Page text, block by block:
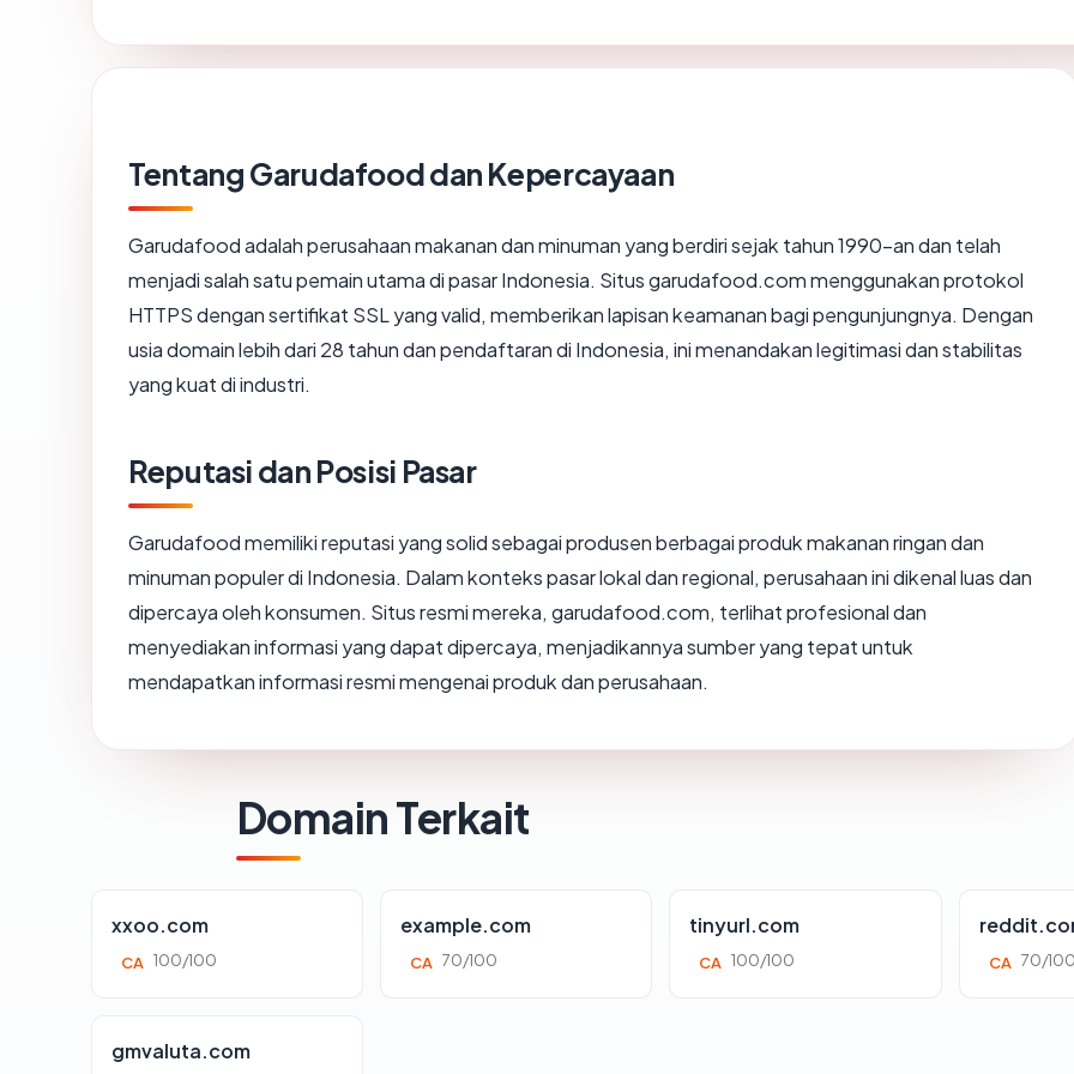
Tentang Garudafood dan Kepercayaan
Garudafood adalah perusahaan makanan dan minuman yang berdiri sejak tahun 1990-an dan telah
menjadi salah satu pemain utama di pasar Indonesia. Situs garudafood.com menggunakan protokol
HTTPS dengan sertifikat SSL yang valid, memberikan lapisan keamanan bagi pengunjungnya. Dengan
usia domain lebih dari 28 tahun dan pendaftaran di Indonesia, ini menandakan legitimasi dan stabilitas
yang kuat di industri.
Reputasi dan Posisi Pasar
Garudafood memiliki reputasi yang solid sebagai produsen berbagai produk makanan ringan dan
minuman populer di Indonesia. Dalam konteks pasar lokal dan regional, perusahaan ini dikenal luas dan
dipercaya oleh konsumen. Situs resmi mereka, garudafood.com, terlihat profesional dan
menyediakan informasi yang dapat dipercaya, menjadikannya sumber yang tepat untuk
mendapatkan informasi resmi mengenai produk dan perusahaan.
Domain Terkait
xxoo.com
CA 100/100
example.com
CA 70/100
tinyurl.com
CA 100/100 CA 70/
gmvaluta.com